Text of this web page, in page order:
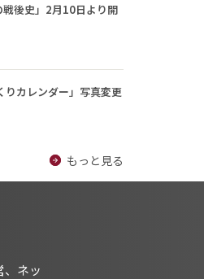
後史」2月10日より開
りカレンダー」写真変更
もっと見る
ネッ